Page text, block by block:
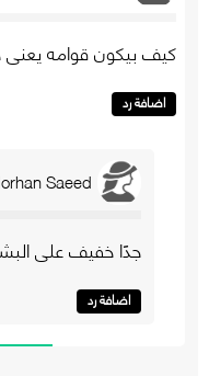
كيف بيكون قوامه
اضافة رد
Saeed
جدًا خفيف على
اضافة رد